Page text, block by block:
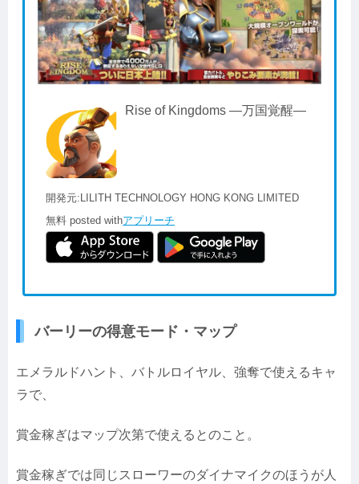
Rise of Kingdoms ―万国覚醒―
開発元: LILITH TECHNOLOGY HONG KONG LIMITED
無料 posted withアプリーチ
バーリーの得意モード・マップ
エメラルドハント、バトルロイヤル、強奪で使えるキャ
ラで、
賞金稼ぎはマップ次第で使えるとのこと。
賞金稼ぎでは同じスローワーのダイナマイクのほうが人